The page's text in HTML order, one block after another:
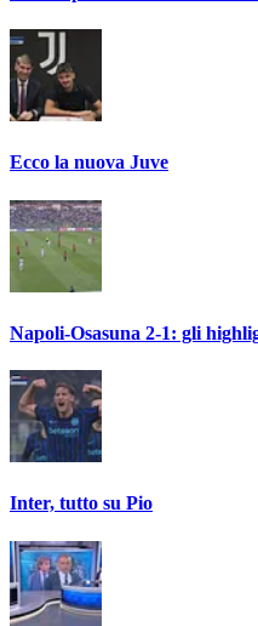
Ecco la nuova Juve
Napoli-Osasuna 2-1: gli
Inter, tutto su Pio